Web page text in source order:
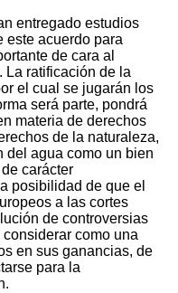
entregado estudios
este acuerdo para
de cara al
La ratificación de la
el cual se jugarán los
será parte, pondrá
materia de derechos
de la naturaleza,
del agua como un bien
carácter
posibilidad de que el
a las cortes
de controversias
como una
en sus ganancias, de
para la